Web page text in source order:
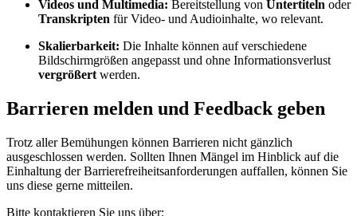
Videos und Multimedia: Bereitstellung von Untertiteln oder
Transkripten für Video- und Audioinhalte, wo relevant.
Skalierbarkeit: Die Inhalte können auf verschiedene
Bildschirmgrößen angepasst und ohne Informationsverlust
vergrößert werden.
Barrieren melden und Feedback geben
Trotz aller Bemühungen können Barrieren nicht gänzlich
ausgeschlossen werden. Sollten Ihnen Mängel im Hinblick auf die
Einhaltung der Barrierefreiheitsanforderungen auffallen, können Sie
uns diese gerne mitteilen.
Bitte kontaktieren Sie uns über: